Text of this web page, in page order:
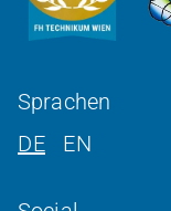
Sprachen
DE
EN